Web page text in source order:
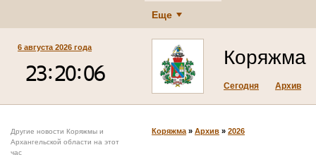
Еще
6 августа 2026 года Коряжма
Сегодня Архив
Другие новости Коряжмы и
Архангельской области на этот
час
Коряжма » Архив » 2026